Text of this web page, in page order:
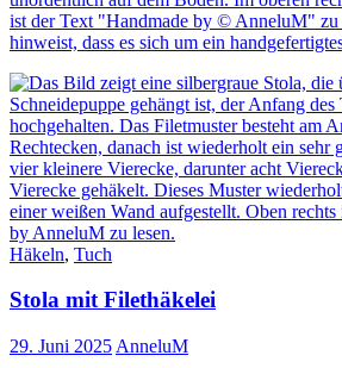
Häkeln, Tuch
Stola mit Filethäkelei
29. Juni 2025 AnneluM